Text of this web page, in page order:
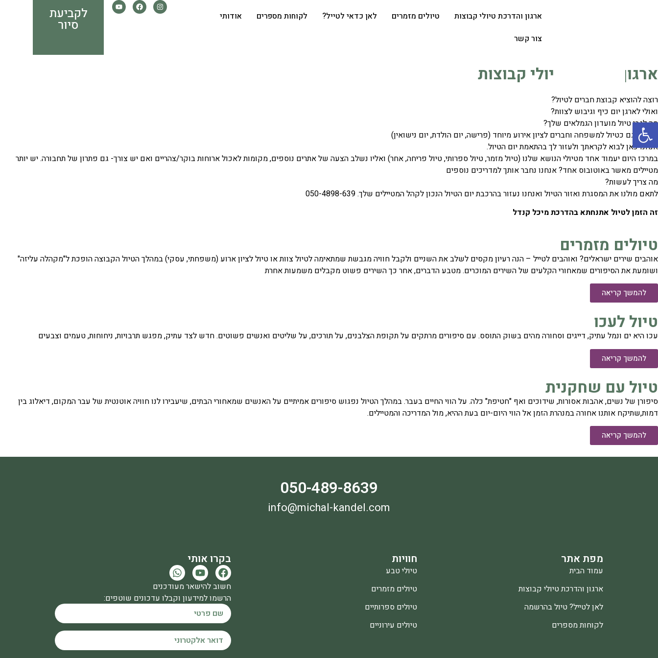
ארגון והדרכת טיולי קבוצות טיולים מזמרים לאן כדאי לטייל? לקוחות מספרים
אודותי
צור קשר
לקביעת
סיור
ארגון והדרכת טיולי קבוצות
רוצה להוציא קבוצת חברים לטיול?
ואולי לארגן יום כיף וגיבוש לצוות?
מה לגבי טיול מועדון הגמלאים שלך?
מתאים גם כטיול למשפחה וחברים לציון אירוע מיוחד (פרישה, יום הולדת, יום נישואין)
אנחנו כאן לבוא לקראתך ולעזור לך בהתאמת יום הטיול.
במרכז היום יעמוד אחד מטיולי הנושא שלנו (טיול מזמר, טיול ספרותי, טיול פריחה, אחר) ואליו נשלב הצעה של אתרים נוספים, מקומות לאכול ארוחות בוקר/צהריים ואם יש צורך- גם פתרון של תחבורה. יש יותר
מטיילים מאשר באוטובוס אחד? אנחנו נחבר אותך למדריכים נוספים
מה צריך לעשות?
לתאם מולנו את המסגרת ואזור הטיול ואנחנו נעזור בהרכבת יום הטיול הנכון לקהל המטיילים שלך. 050-4898-639
זה הזמן לטיול אתנחתא בהדרכת מיכל קנדל
טיולים מזמרים
אוהבים שירים ישראלים? ואוהבים לטייל – הנה רעיון מקסים לשלב את השניים ולקבל חוויה מגבשת שמתאימה לטיול צוות או טיול לציון ארוע (משפחתי, עסקי) במהלך הטיול הקבוצה הופכת ל"מקהלה עליזה"
ושומעת את הסיפורים שמאחורי הקלעים של השירים המוכרים. מטבע הדברים, אחר כך השירים פשוט מקבלים משמעות אחרת
להמשך קריאה
טיול לעכו
עכו היא ים ונמל עתיק, דייגים וסחורה מהים בשוק התוסס. עם סיפורים מרתקים על תקופת הצלבנים, על תורכים, על שליטים ואנשים פשוטים. חדש לצד עתיק, מפגש תרבויות, ניחוחות, טעמים וצבעים
להמשך קריאה
טיול עם שחקנית
סיפורן של נשים, אהבות אסורות, שידוכים ואף "חטיפת" כלה. על הווי החיים בעבר. במהלך הטיול נפגוש סיפורים אמיתיים על האנשים שמאחורי הבתים, שיעבירו לנו חוויה אוטנטית של עבר המקום, דיאלוג בין
דמות,שתיקח אותנו אחורה במנהרת הזמן אל הווי היום-יום בעת ההיא, מול המדריכה והמטיילים.
להמשך קריאה
050-489-8639
info@michal-kandel.com
מפת אתר
עמוד הבית
ארגון והדרכת טיולי קבוצות
לאן לטייל? טיול בהרשמה
לקוחות מספרים
חוויות
טיולי טבע
טיולים מזמרים
טיולים ספרותיים
טיולים עירוניים
בקרו אותי
חשוב להישאר מעודכנים
הרשמו למידעון וקבלו עדכונים שוטפים:
פתח סרגל נגישות